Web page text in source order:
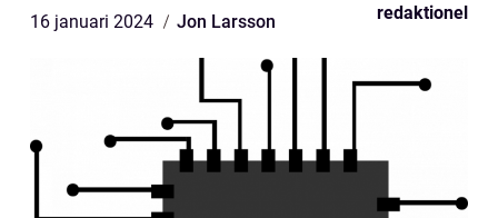
16 januari 2024 Jon Larsson redaktionel